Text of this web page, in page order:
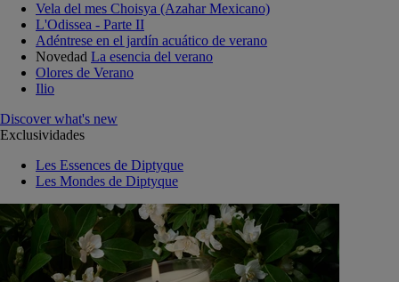
Vela del mes Choisya (Azahar Mexicano)
L'Odissea - Parte II
Adéntrese en el jardín acuático de verano
Novedad La esencia del verano
Olores de Verano
Ilio
Discover what's new
Exclusividades
Les Essences de Diptyque
Les Mondes de Diptyque